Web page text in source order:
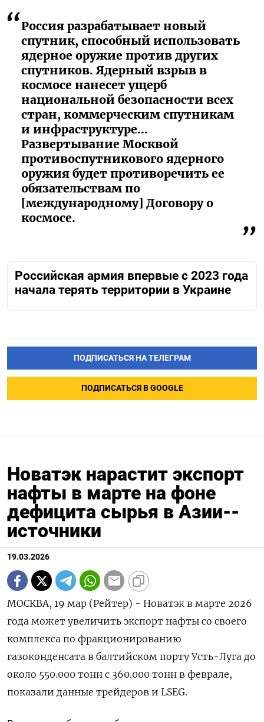
Россия разрабатывает новый
спутник, способный использовать
ядерное оружие против других
спутников. Ядерный взрыв в
космосе нанесет ущерб
национальной безопасности всех
стран, коммерческим спутникам
и инфраструктуре…
Развертывание Москвой
противоспутникового ядерного
оружия будет противоречить ее
обязательствам по
[международному] Договору о
космосе.
Российская армия впервые с 2023 года
начала терять территории в Украине
ПОДПИСАТЬСЯ НА ТЕЛЕГРАМ
ПОДПИСАТЬСЯ В GOOGLE
Новатэк нарастит экспорт
нафты в марте на фоне
дефицита сырья в Азии--
источники
19.03.2026
МОСКВА, 19 мар (Рейтер) - Новатэк в марте 2026
года может увеличить экспорт нафты со своего
комплекса по фракционированию
газоконденсата в балтийском порту Усть-Луга до
около 550.000 тонн с 360.000 тонн в феврале,
показали ‌данные трейдеров и LSEG.